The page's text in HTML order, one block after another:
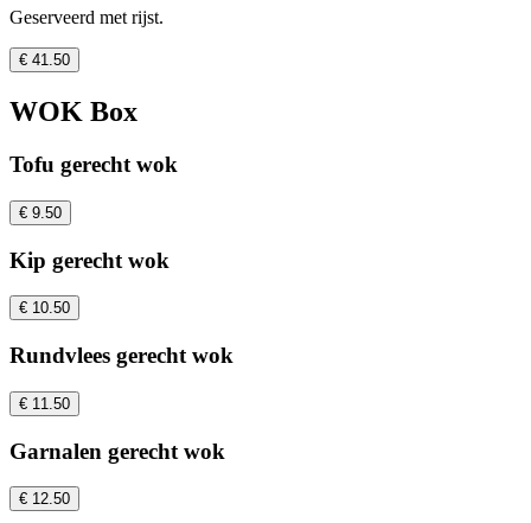
Geserveerd met rijst.
€ 41.50
WOK Box
Tofu gerecht wok
€ 9.50
Kip gerecht wok
€ 10.50
Rundvlees gerecht wok
€ 11.50
Garnalen gerecht wok
€ 12.50